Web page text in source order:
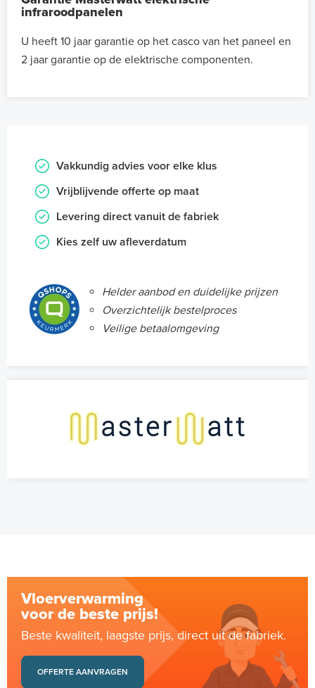
infraroodpanelen
U heeft 10 jaar garantie op het casco van het paneel en
2 jaar garantie op de elektrische componenten.
Vakkundig advies voor elke klus
Vrijblijvende offerte op maat
Levering direct vanuit de fabriek
Kies zelf uw afleverdatum
Helder aanbod en duidelijke prijzen
Overzichtelijk bestelproces
Veilige betaalomgeving
Vloerverwarming
voor de beste prijs!
Beste kwaliteit, laagste prijs, direct uit de fabriek.
OFFERTE AANVRAGEN